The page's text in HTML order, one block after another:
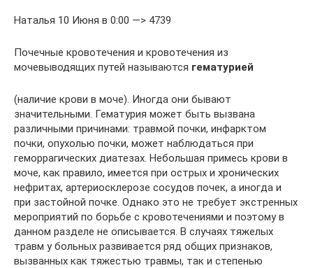
Наталья 10 Июня в 0:00 —> 4739
Почечные кровотечения и кровотечения из
мочевыводящих путей называются гематурией
(наличие крови в моче). Иногда они бывают
значительными. Гематурия может быть вызвана
различными причинами: травмой почки, инфарктом
почки, опухолью почки, может наблюдаться при
геморрагических диатезах. Небольшая примесь крови в
моче, как правило, имеется при острых и хронических
нефритах, артериосклерозе сосудов почек, а иногда и
при застойной почке. Однако это не требует экстренных
мероприятий по борьбе с кровотечениями и поэтому в
данном разделе не описывается. В случаях тяжелых
травм у больных развивается ряд общих признаков,
вызванных как тяжестью травмы, так и степенью